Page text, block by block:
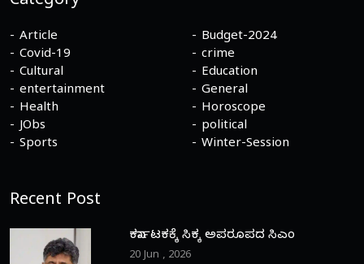
Article
Budget-2024
Covid-19
crime
Cultural
Education
entertainment
General
Health
Horoscope
JObs
political
Sports
Winter-Session
Recent Post
ಕರ್ನಾಟಕಕ್ಕೆ ಸಿಕ್ಕ ಅಪರೂಪದ ಸಿಎಂ
20 Jun , 2026